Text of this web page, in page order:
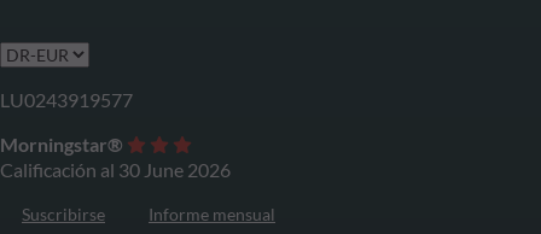
LU0243919577
Morningstar®
Calificación al 30 June 2026
Suscribirse Informe mensual